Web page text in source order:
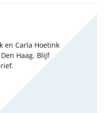
en Carla Hoetink
Haag. Blijf